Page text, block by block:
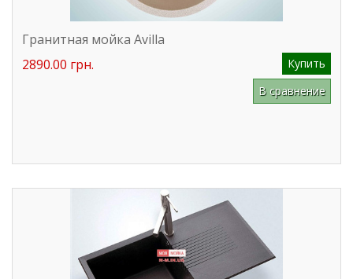
Гранитная мойка Avilla
2890.00 грн.
Купить
В сравнение